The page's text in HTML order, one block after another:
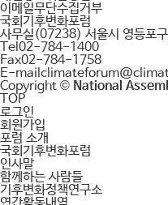
이메일무단수집거부
국회기후변화포럼
사무실(07238) 서울시 영등포
Tel02-784-1400
Fax02-784-1758
E-mail
Copyright © National
TOP
로그인
회원가입
포럼 소개
국회기후변화포럼
인사말
함께하는 사람들
기후변화정책연구소